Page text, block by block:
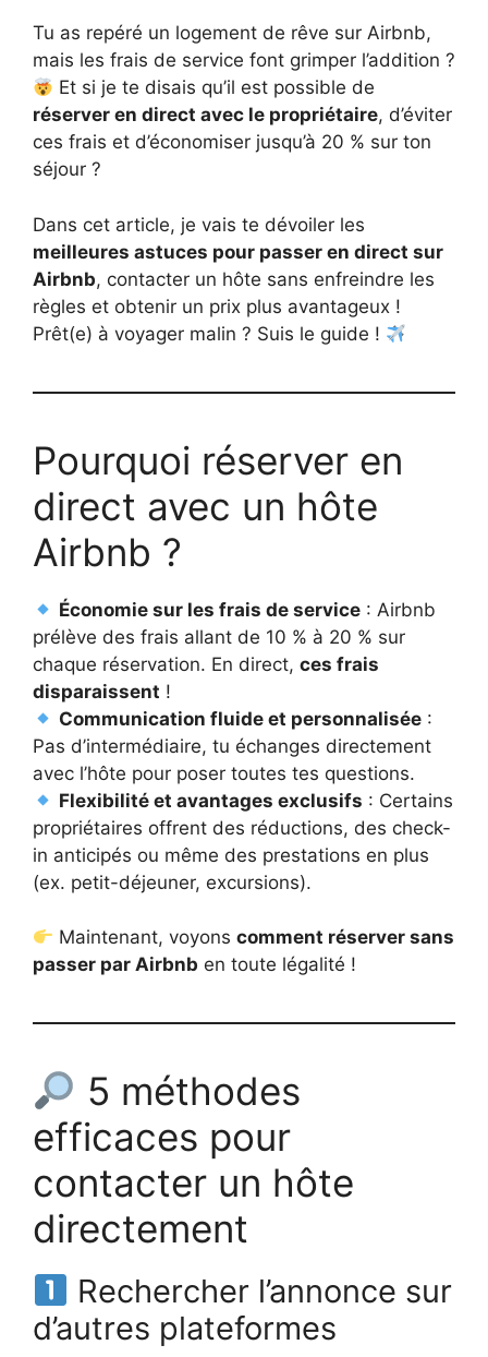
Tu as repéré un logement de rêve sur Airbnb,
mais les frais de service font grimper l’addition ?
Et si je te disais qu’il est possible de
réserver en direct avec le propriétaire, d’éviter
ces frais et d’économiser jusqu’à 20 % sur ton
séjour ?
Dans cet article, je vais te dévoiler les
meilleures astuces pour passer en direct sur
Airbnb, contacter un hôte sans enfreindre les
règles et obtenir un prix plus avantageux !
Prêt(e) à voyager malin ? Suis le guide !
Pourquoi réserver en
direct avec un hôte
Airbnb ?
Économie sur les frais de service : Airbnb
prélève des frais allant de 10 % à 20 % sur
chaque réservation. En direct, ces frais
disparaissent !
Communication fluide et personnalisée :
Pas d’intermédiaire, tu échanges directement
avec l’hôte pour poser toutes tes questions.
Flexibilité et avantages exclusifs : Certains
propriétaires offrent des réductions, des check-
in anticipés ou même des prestations en plus
(ex. petit-déjeuner, excursions).
Maintenant, voyonscomment réserver sans
passer par Airbnb en toute légalité !
5 méthodes
efficaces pour
contacter un hôte
directement
Rechercher l’annonce sur
d’autres plateformes